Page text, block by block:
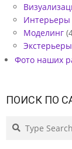
Интерьеры
Моделинг
Экстерьеры
Фото наших
ПОИСК ПО
Search